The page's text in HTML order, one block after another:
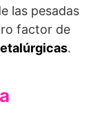
las pesadas
factor de
.